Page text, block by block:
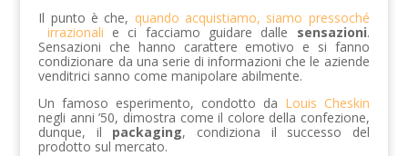
Il punto è che, quando acquistiamo, siamo pressoché
irrazionali e ci facciamo guidare dalle sensazioni.
Sensazioni che hanno carattere emotivo e si fanno
condizionare da una serie di informazioni che le aziende
venditrici sanno come manipolare abilmente.
Un famoso esperimento, condotto da Louis Cheskin
negli anni ’50, dimostra come il colore della confezione,
dunque, il packaging, condiziona il successo del
prodotto sul mercato.